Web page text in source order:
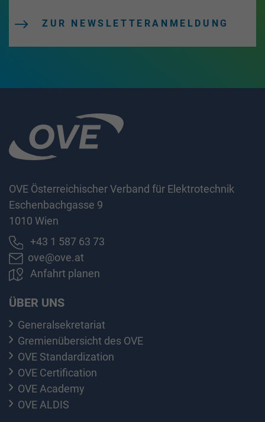
ZUR NEWSLETTERANMELDUNG
OVE Österreichischer Verband für Elektrotechnik
Eschenbachgasse 9
1010 Wien
+43 1 587 63 73
ove@ove.at
Anfahrt planen
ÜBER UNS
Generalsekretariat
Gremienübersicht des OVE
OVE Standardization
OVE Certification
OVE Academy
OVE ALDIS